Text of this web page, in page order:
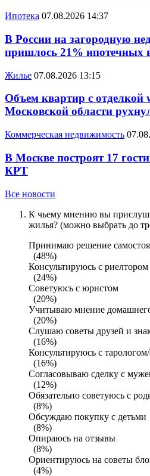
Ипотека 07.08.2026 14:37
В России на загородную
пришлось 21% ипотечных
Жилье 07.08.2026 13:15
Объем квартир с отделкой
Московской области
Коммерческая недвижимость
В Москве построят 17
КРТ
Все новости
К чьему мнению вы
жилья? (можно выбрать до
Принимаю решение
(48%)
Консультируюсь с риелтором
(24%)
Советуюсь с юристом
(20%)
Учитываю мнение
(20%)
Слушаю советы друзей и
(16%)
Консультируюсь с
(16%)
Согласовываю сделку с
(12%)
Обязательно советуюсь с
(8%)
Обсуждаю покупку с детьми
(8%)
Опираюсь на отзывы
(8%)
Ориентируюсь на советы
(4%)